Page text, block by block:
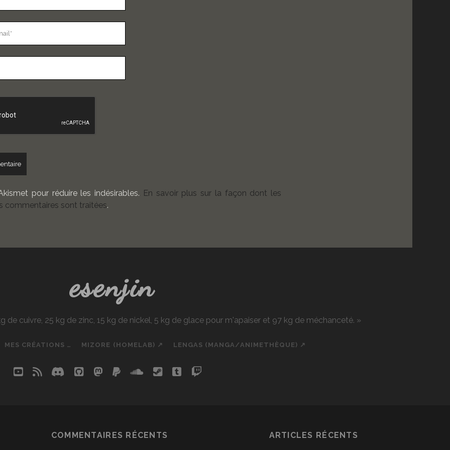
pour réduire les indésirables. En savoir plus sur la façon dont les
commentaires sont traitées.
esenjin
cuivre, 25 kg de zinc, 15 kg de nickel, 5 kg de glace pour m'apaiser et 97 kg de méchanceté. »
MES CRÉATIONS … MIZORE (HOMELAB) ↗ LENGAS (MANGA/ANIMETHÈQUE) ↗
youtube
rss discord
githubmastodon
paypalsoundcloud
steamtumblrtwitch
COMMENTAIRES RÉCENTS ARTICLES RÉCENTS